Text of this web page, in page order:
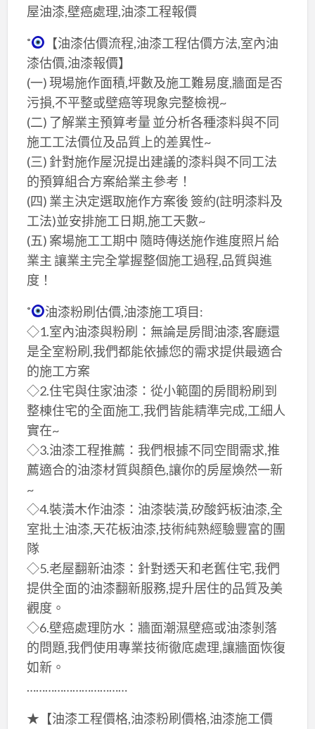
屋油漆,壁癌處理,油漆工程報價
˚
【油漆估價流程,油漆工程估價方法,室內油
漆估價,油漆報價】
(一) 現場施作面積,坪數及施工難易度,牆面是否
污損,不平整或壁癌等現象完整檢視~
(二) 了解業主預算考量 並分析各種漆料與不同
施工工法價位及品質上的差異性~
(三) 針對施作屋況提出建議的漆料與不同工法
的預算組合方案給業主參考！
(四) 業主決定選取施作方案後 簽約(註明漆料及
工法)並安排施工日期,施工天數~
(五) 案場施工工期中 隨時傳送施作進度照片給
業主 讓業主完全掌握整個施工過程,品質與進
度！
˚
油漆粉刷估價,油漆施工項目:
◇1.室內油漆與粉刷：無論是房間油漆,客廳還
是全室粉刷,我們都能依據您的需求提供最適合
的施工方案
◇2.住宅與住家油漆：從小範圍的房間粉刷到
整棟住宅的全面施工,我們皆能精準完成,工細人
實在~
◇3.油漆工程推薦：我們根據不同空間需求,推
薦適合的油漆材質與顏色,讓你的房屋煥然一新
~
◇4.裝潢木作油漆：油漆裝潢,矽酸鈣板油漆,全
室批土油漆,天花板油漆,技術純熟經驗豐富的團
隊
◇5.老屋翻新油漆：針對透天和老舊住宅,我們
提供全面的油漆翻新服務,提升居住的品質及美
觀度。
◇6.壁癌處理防水：牆面潮濕壁癌或油漆剝落
的問題,我們使用專業技術徹底處理,讓牆面恢復
如新。
……………………………
★【油漆工程價格,油漆粉刷價格,油漆施工價